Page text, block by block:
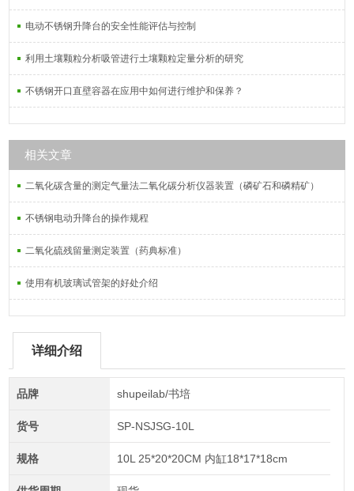
电动不锈钢升降台的安全性能评估与控制
利用土壤颗粒分析吸管进行土壤颗粒定量分析的研究
不锈钢开口直壁容器在应用中如何进行维护和保养？
相关文章
二氧化碳含量的测定气量法二氧化碳分析仪器装置（磷矿石和磷精矿）
不锈钢电动升降台的操作规程
二氧化硫残留量测定装置（药典标准）
使用有机玻璃试管架的好处介绍
详细介绍
品牌 shupeilab/书培
货号 SP-NSJSG-10L
规格 10L 25*20*20CM 内缸18*17*18cm